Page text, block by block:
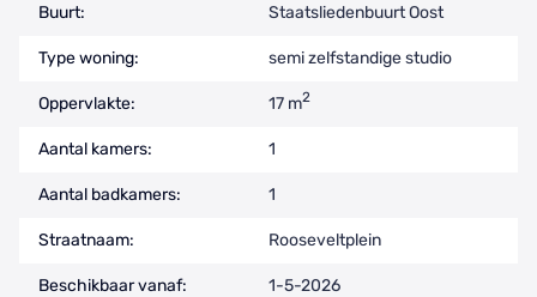
Buurt: Staatsliedenbuurt Oost
Type woning: semi zelfstandige studio
Oppervlakte: 17 m2
Aantal kamers: 1
Aantal badkamers: 1
Straatnaam: Rooseveltplein
Beschikbaar vanaf: 1-5-2026